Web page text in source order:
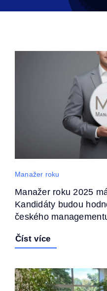
Manažer roku
Manažer roku 2025
Kandidáty budou
českého
Číst více